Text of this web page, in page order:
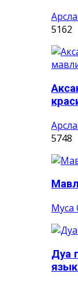
5162
5748
Муса
Дуа